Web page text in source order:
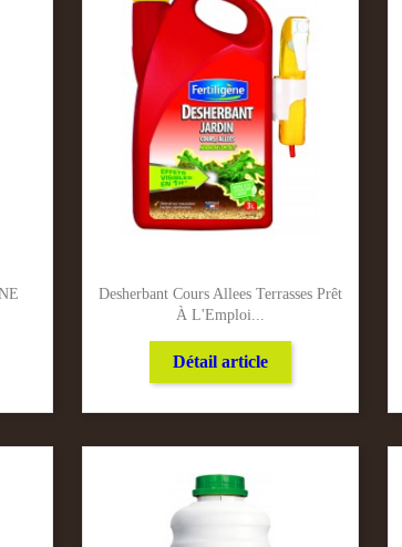
Desherbant Cours Allees Terrasses Prêt
À L'Emploi...
Détail article